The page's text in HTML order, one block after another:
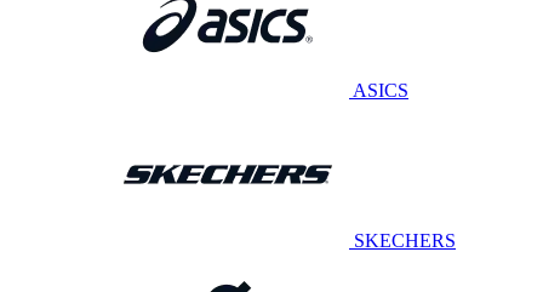
ASICS
SKECHERS